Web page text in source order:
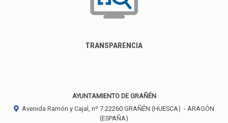
TRANSPARENCIA
AYUNTAMIENTO DE GRAÑÉN
Avenida Ramón y Cajal, nº 7 22260 GRAÑÉN (HUESCA) - ARAGÓN
(ESPAÑA)